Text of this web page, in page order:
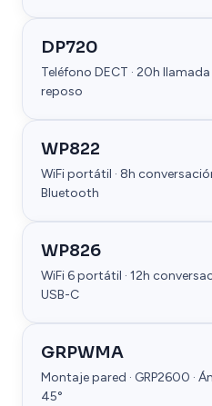
DP720
Teléfono DECT · 20h llamada
reposo
WP822
WiFi portátil · 8h
Bluetooth
WP826
WiFi 6 portátil · 12h
USB-C
GRPWMA
Montaje pared · GRP2600 ·
45°